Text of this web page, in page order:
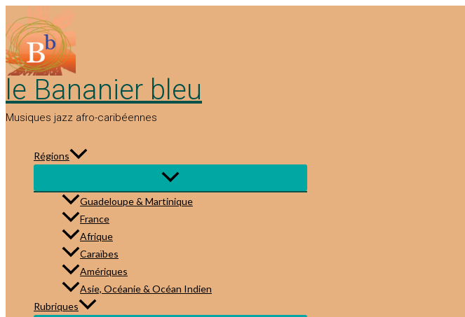
au
contenu
le Bananier bleu
Musiques jazz afro-caribéennes
Régions
Guadeloupe & Martinique
France
Afrique
Caraïbes
Amériques
Asie, Océanie & Océan Indien
Rubriques